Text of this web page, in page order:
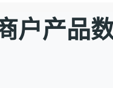
户产品